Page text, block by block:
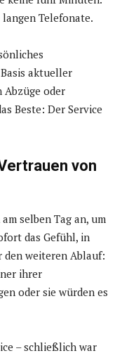
Telefonate.
aktueller
Abzüge oder
Beste: Der Service
von
selben Tag an, um
das Gefühl, in
den weiteren Ablauf:
ihrer
oder sie würden es
– schließlich war